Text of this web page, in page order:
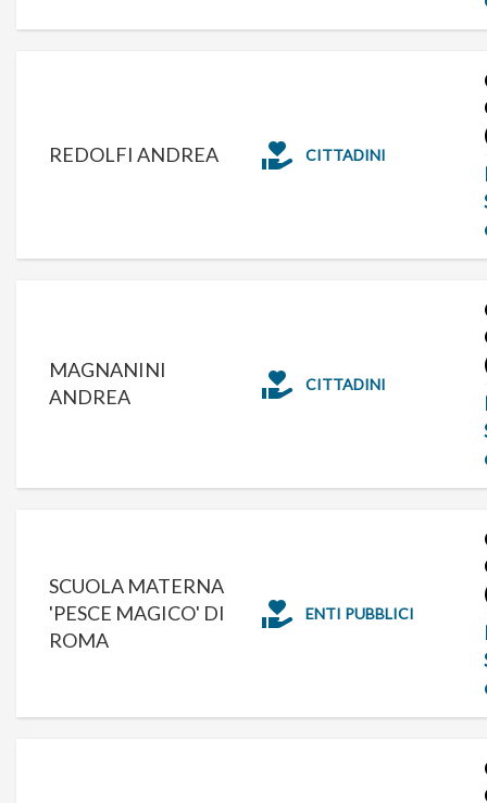
REDOLFI ANDREA CITTADINI
MAGNANINI
ANDREA
CITTADINI
SCUOLA MATERNA
'PESCE MAGICO' DI
ROMA
ENTI PUBBLICI